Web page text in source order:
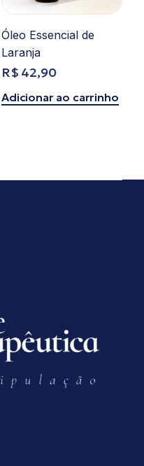
Óleo Essencial de
Laranja
R$ 42,90
Adicionar ao carrinho